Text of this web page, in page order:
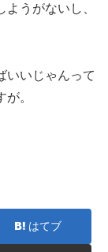
うがないし、
いいじゃんって
。
はてブ